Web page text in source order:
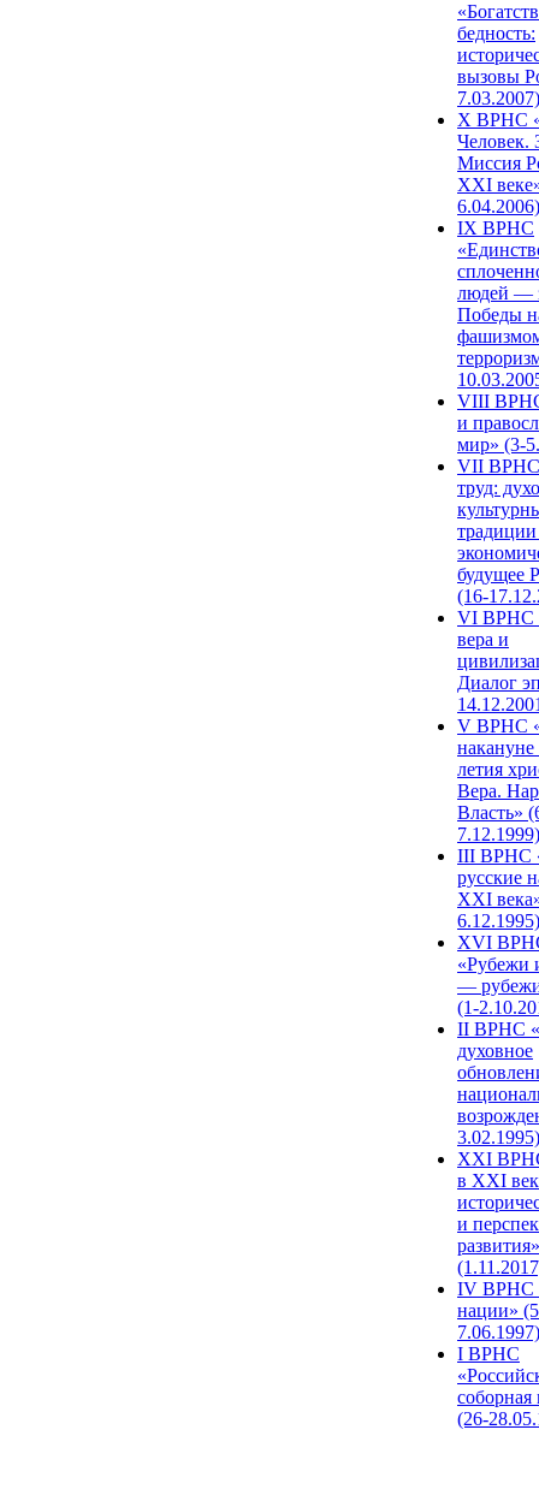
бедность:
вызовы
7.03.2007)
X ВРНС
Человек.
Миссия
XXI
6.04.2006)
IX ВРНС
людей —
Победы
VIII
и
мир» (3-
VII ВРНС
труд:
будущее
(16-
VI ВРНС
вера и
Диалог
V ВРНС
накануне
летия
Вера.
Власть»
7.12.1999)
III ВРНС
русские
XXI
6.12.1995)
XVI
«Рубежи
—
(1-
II ВРНС
духовное
3.02.1995)
XХI
в XXI
и
развития»
IV ВРНС
нации»
7.06.1997)
I ВРНС
(26-